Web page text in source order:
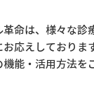
命は、様々な診
応えしておりま
能・活用方法を